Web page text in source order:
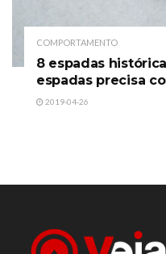
COMPORTAMENTO
8 espadas
espadas precisa
2019-04-26